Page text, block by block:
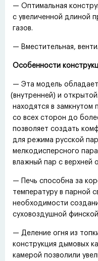
— Оптимальная
с увеличенной длиной
газов.
— Вместительная,
Особенности
— Эта модель
(внутренней) и
находятся в замкнутом
со всех сторон до
позволяет создать
для режима русской
мелкодисперсного
влажный пар с верхней
— Печь способна за
температуру в парной
необходимости
суховоздушной
— Деление огня из
конструкция дымовых
камерой позволили